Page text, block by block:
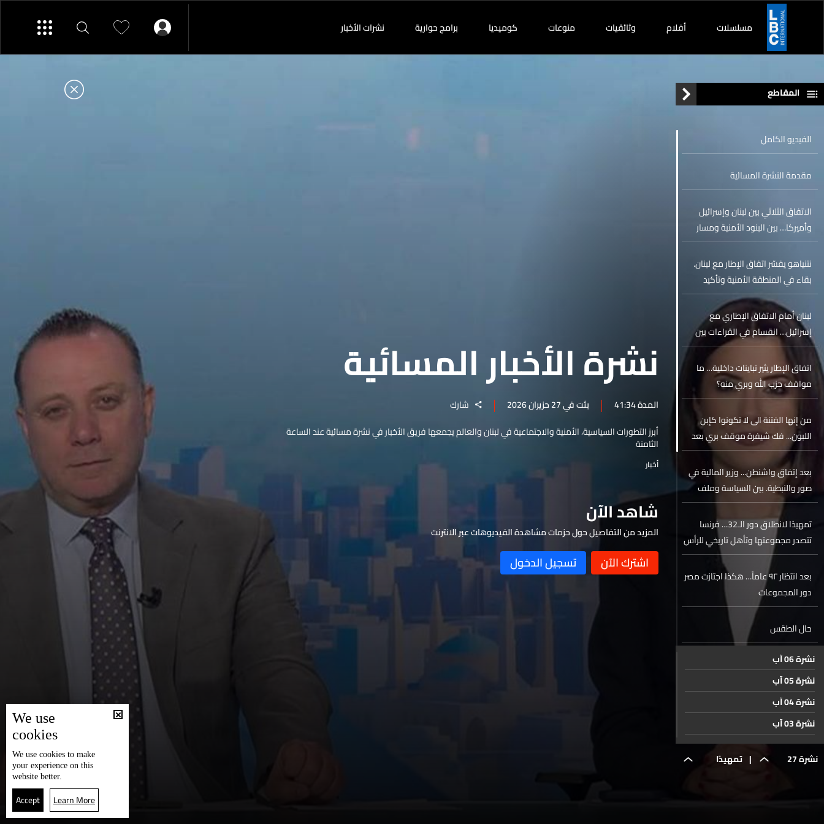
مسلسلات أفلام وثائقيات منوعات كوميديا برامج حوارية نشرات الأخبار
نشرة الأخبار المسائية
المدة 41:34 بثت في 27 حزيران 2026
شارك
أبرز التطورات السياسية، الأمنية والاجتماعية في لبنان والعالم يجمعها فريق الأخبار في نشرة مسائية عند الساعة
الثامنة
أخبار
شاهد الآن
المزيد من التفاصيل حول حزمات مشاهدة الفيديوهات عبر الانترنت
المقاطع
الفيديو الكامل
مقدمة النشرة المسائية
الاتفاق الثلاثي بين لبنان وإسرائيل
وأميركا… بين البنود الأمنية ومسار
التنفيذ التدريجي
نتنياهو يفسّر اتفاق الإطار مع لبنان.
بقاء في المنطقة الأمنية وتأكيد
استمرار العمليات العسكرية
لبنان أمام الاتفاق الإطاري مع
إسرائيل… انقسام في القراءات بين
السيادة والمكاسب
اتفاق الإطار يثير تباينات داخلية… ما
مواقف حزب الله وبري منه؟
من إنها الفتنة الى لا تكونوا كإبن
اللبون... فك شيفرة موقف بري بعد
اتفاق واشنطن!
بعد إتفاق واشنطن... وزير المالية في
صور والنبطية. بين السياسة وملف
العودة
تمهيدًا لانطلاق دور الـ32… فرنسا
تتصدر مجموعتها وتأهل تاريخي للرأس
الأخضر
بعد انتظار ٩٢ عاماً… هكذا اجتازت مصر
دور المجموعات
حال الطقس
نشرة 27 | تمهيدًا
نشرة 06 آب
نشرة 05 آب
نشرة 04 آب
نشرة 03 آب
نشرة 02 آب
نشرة 01 آب
We use
cookies
We use cookies to make
your experience on this
website better.
Accept Learn More